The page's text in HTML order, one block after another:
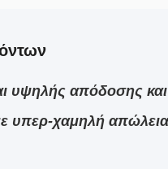
υψηλής απόδοσης
υπερ-χαμηλή